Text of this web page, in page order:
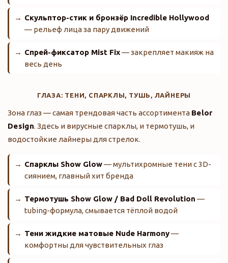
Скульптор-стик и бронзёр Incredible Hollywood
— рельеф лица за пару движений
Спрей-фиксатор Mist Fix— закрепляет макияж на
весь день
ГЛАЗА: ТЕНИ, СПАРКЛЫ, ТУШЬ, ЛАЙНЕРЫ
Зона глаз — самая трендовая часть ассортимента Belor
Design. Здесь и вирусные спарклы, и термотушь, и
водостойкие лайнеры для стрелок.
Спарклы Show Glow— мультихромные тени с 3D-
сиянием, главный хит бренда
Термотушь Show Glow / Bad Doll Revolution —
tubing-формула, смывается тёплой водой
Тени жидкие матовые Nude Harmony—
комфортны для чувствительных глаз